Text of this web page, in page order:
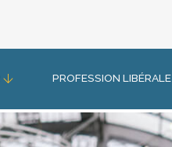
PROFESSION LIBÉRALE